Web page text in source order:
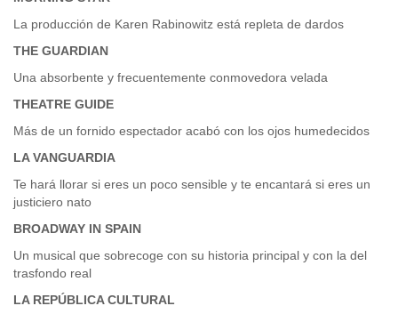
La producción de Karen Rabinowitz está repleta de dardos
THE GUARDIAN
Una absorbente y frecuentemente conmovedora velada
THEATRE GUIDE
Más de un fornido espectador acabó con los ojos humedecidos
LA VANGUARDIA
Te hará llorar si eres un poco sensible y te encantará si eres un
justiciero nato
BROADWAY IN SPAIN
Un musical que sobrecoge con su historia principal y con la del
trasfondo real
LA REPÚBLICA CULTURAL